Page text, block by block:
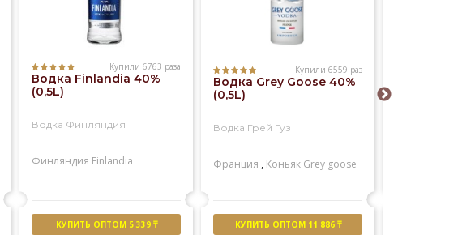
Купили 6763 раза
Водка Finlandia 40%
(0,5L)
Водка Финляндия
Финляндия Finlandia
КУПИТЬ ОПТОМ 5 339 ₸
Купили 6559 раз
Водка Grey Goose 40%
(0,5L)
Водка Грей Гуз
Франция , Коньяк Grey goose
КУПИТЬ ОПТОМ 11 886 ₸